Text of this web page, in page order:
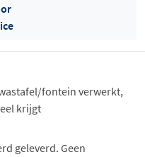
fontein verwerkt,
krijgt
geleverd. Geen